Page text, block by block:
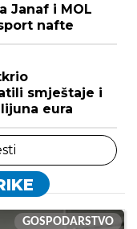
Janaf i MOL
nafte
smještaje i
eura
GOSPODARSTVO